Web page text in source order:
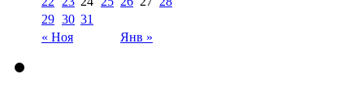
« Ноя Янв »
29 30 31